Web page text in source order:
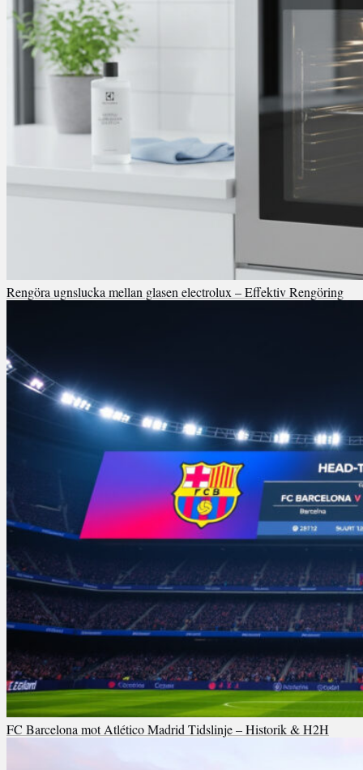
Rengöra ugnslucka mellan glasen electrolux – Effektiv Rengöring
FC Barcelona mot Atlético Madrid Tidslinje – Historik & H2H